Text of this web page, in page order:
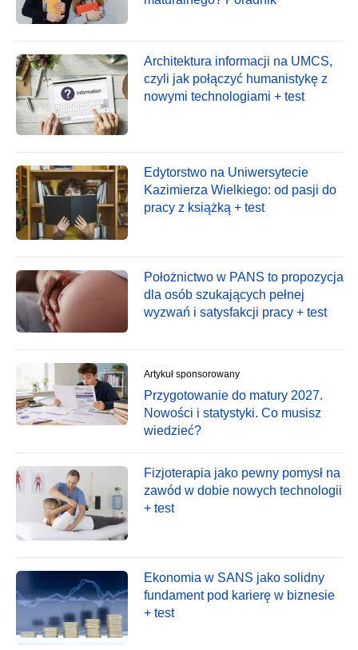
Architektura informacji na UMCS,
czyli jak połączyć humanistykę z
nowymi technologiami + test
Edytorstwo na Uniwersytecie
Kazimierza Wielkiego: od pasji do
pracy z książką + test
Położnictwo w PANS to propozycja
dla osób szukających pełnej
wyzwań i satysfakcji pracy + test
Artykuł sponsorowany
Przygotowanie do matury 2027.
Nowości i statystyki. Co musisz
wiedzieć?
Fizjoterapia jako pewny pomysł na
zawód w dobie nowych technologii
+ test
Ekonomia w SANS jako solidny
fundament pod karierę w biznesie
+ test